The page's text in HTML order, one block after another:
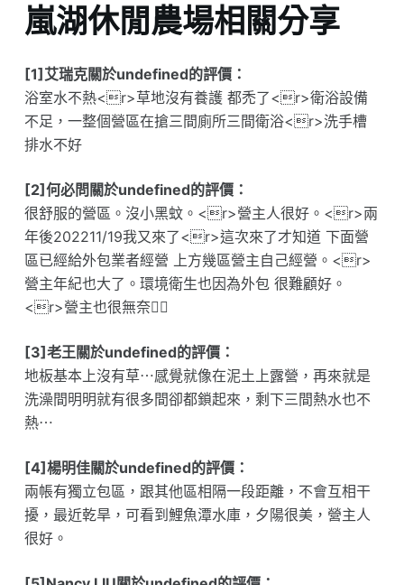
嵐湖休閒農場相關分享
[1]艾瑞克關於undefined的評價：
浴室水不熱<r>草地沒有養護 都禿了<r>衛浴設備
不足，一整個營區在搶三間廁所三間衛浴<r>洗手槽
排水不好
[2]何必問關於undefined的評價：
很舒服的營區。沒小黑蚊。<r>營主人很好。<r>兩
年後202211/19我又來了<r>這次來了才知道 下面營
區已經給外包業者經營 上方幾區營主自己經營。<r>
營主年紀也大了。環境衛生也因為外包 很難顧好。
<r>營主也很無奈😮‍💨
[3]老王關於undefined的評價：
地板基本上沒有草⋯感覺就像在泥土上露營，再來就是
洗澡間明明就有很多間卻都鎖起來，剩下三間熱水也不
熱⋯
[4]楊明佳關於undefined的評價：
兩帳有獨立包區，跟其他區相隔一段距離，不會互相干
擾，最近乾旱，可看到鯉魚潭水庫，夕陽很美，營主人
很好。